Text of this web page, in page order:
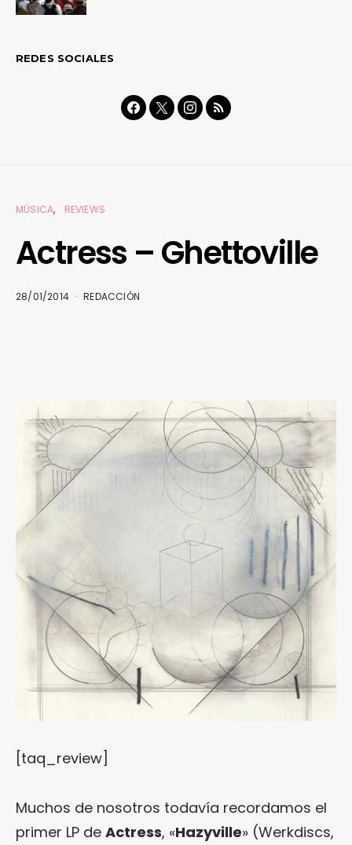
REDES SOCIALES
MÚSICA REVIEWS
Actress – Ghettoville
28/01/2014 REDACCIÓN
[taq_review]
Muchos de nosotros todavía recordamos el
primer LP de Actress, «Hazyville» (Werkdiscs,